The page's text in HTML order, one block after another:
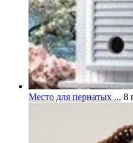
Место для пернатых ... 8